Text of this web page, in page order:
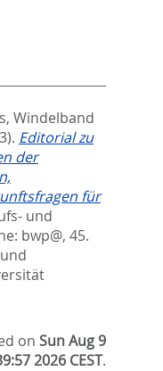
Windelband
Editorial zu
der
für
und
bwp@, 45.
onSun Aug 9
2026 CEST.